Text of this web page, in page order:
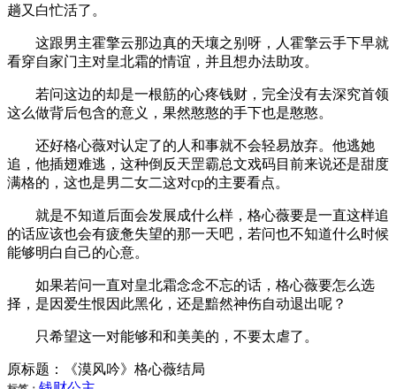
趟又白忙活了。
这跟男主霍擎云那边真的天壤之别呀，人霍擎云手下早就
看穿自家门主对皇北霜的情谊，并且想办法助攻。
若问这边的却是一根筋的心疼钱财，完全没有去深究首领
这么做背后包含的意义，果然憨憨的手下也是憨憨。
还好格心薇对认定了的人和事就不会轻易放弃。他逃她
追，他插翅难逃，这种倒反天罡霸总文戏码目前来说还是甜度
满格的，这也是男二女二这对cp的主要看点。
就是不知道后面会发展成什么样，格心薇要是一直这样追
的话应该也会有疲惫失望的那一天吧，若问也不知道什么时候
能够明白自己的心意。
如果若问一直对皇北霜念念不忘的话，格心薇要怎么选
择，是因爱生恨因此黑化，还是黯然神伤自动退出呢？
只希望这一对能够和和美美的，不要太虐了。
原标题：《漠风吟》格心薇结局